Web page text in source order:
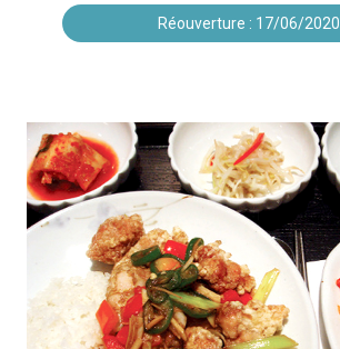
Réouverture : 17/06/2020